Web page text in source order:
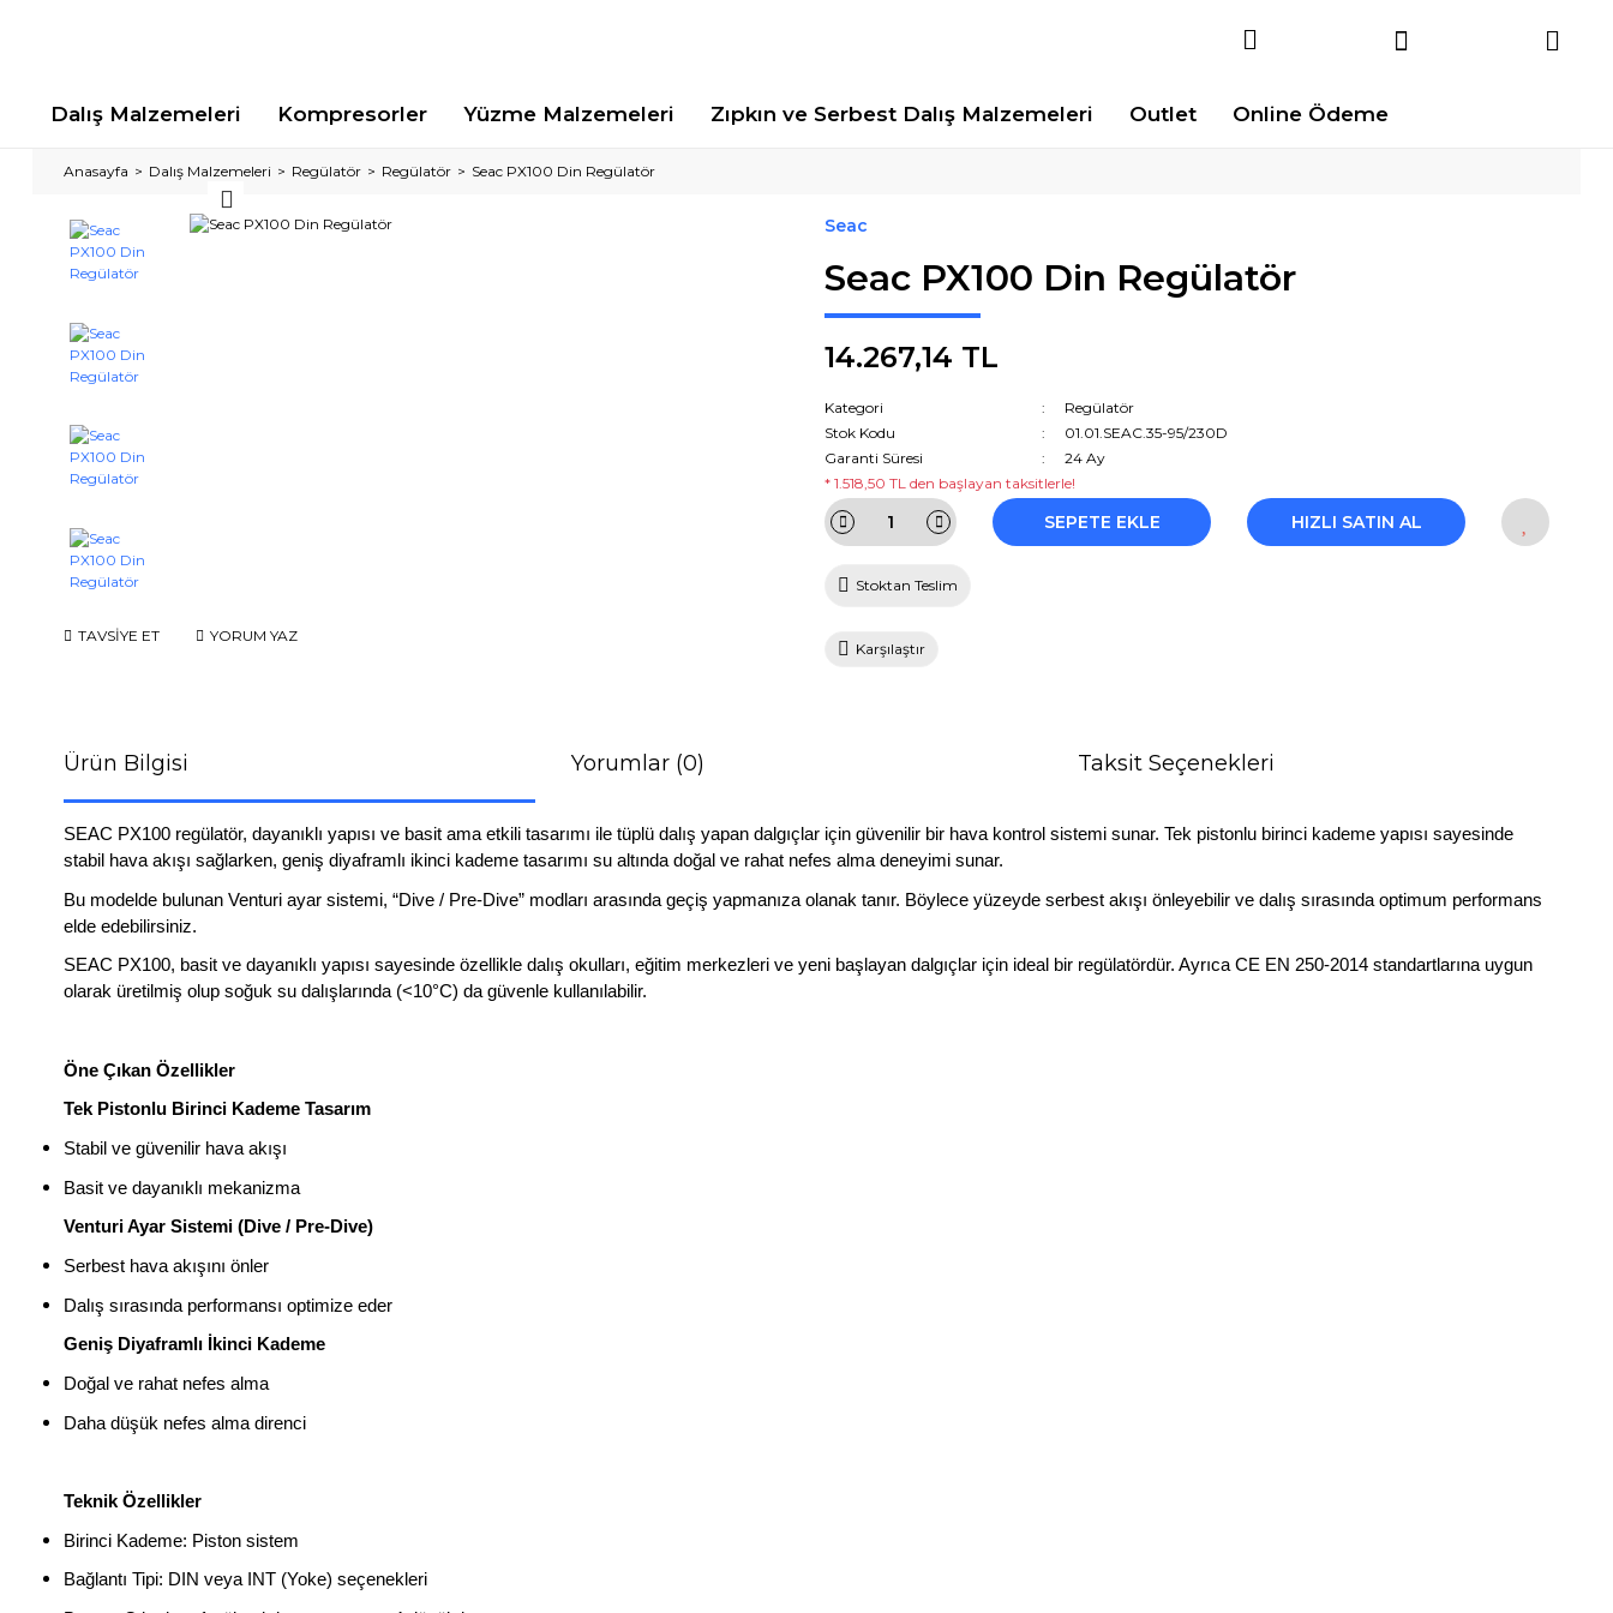
Dalış Malzemeleri Kompresorler Yüzme Malzemeleri Zıpkın ve Serbest Dalış Malzemeleri Outlet Online Ödeme
Anasayfa Dalış Malzemeleri Regülatör Regülatör Seac PX100 Din Regülatör
TAVSİYE ET YORUM YAZ
Seac
Seac PX100 Din Regülatör
14.267,14 TL
Kategori
Regülatör
Stok Kodu
01.01.SEAC.35-95/230D
Garanti Süresi
24 Ay
* 1.518,50 TL den başlayan taksitlerle!
SEPETE EKLE HIZLI SATIN AL
Stoktan Teslim
Karşılaştır
Ürün Bilgisi Yorumlar (0) Taksit Seçenekleri
SEAC PX100 regülatör, dayanıklı yapısı ve basit ama etkili tasarımı ile tüplü dalış yapan dalgıçlar için güvenilir bir hava kontrol sistemi sunar. Tek pistonlu birinci kademe yapısı sayesinde
stabil hava akışı sağlarken, geniş diyaframlı ikinci kademe tasarımı su altında doğal ve rahat nefes alma deneyimi sunar.
Bu modelde bulunan Venturi ayar sistemi, “Dive / Pre-Dive” modları arasında geçiş yapmanıza olanak tanır. Böylece yüzeyde serbest akışı önleyebilir ve dalış sırasında optimum performans
elde edebilirsiniz.
SEAC PX100, basit ve dayanıklı yapısı sayesinde özellikle dalış okulları, eğitim merkezleri ve yeni başlayan dalgıçlar için ideal bir regülatördür. Ayrıca CE EN 250-2014 standartlarına uygun
olarak üretilmiş olup soğuk su dalışlarında (<10°C) da güvenle kullanılabilir.
Öne Çıkan Özellikler
Tek Pistonlu Birinci Kademe Tasarım
Stabil ve güvenilir hava akışı
Basit ve dayanıklı mekanizma
Venturi Ayar Sistemi (Dive / Pre-Dive)
Serbest hava akışını önler
Dalış sırasında performansı optimize eder
Geniş Diyaframlı İkinci Kademe
Doğal ve rahat nefes alma
Daha düşük nefes alma direnci
Teknik Özellikler
Birinci Kademe: Piston sistem
Bağlantı Tipi: DIN veya INT (Yoke) seçenekleri